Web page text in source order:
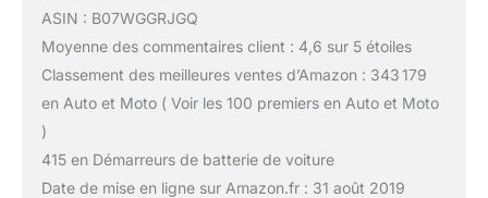
ASIN : B07WGGRJGQ
Moyenne des commentaires client : 4,6 sur 5 étoiles
Classement des meilleures ventes d’Amazon : 343 179
en Auto et Moto ( Voir les 100 premiers en Auto et Moto
)
415 en Démarreurs de batterie de voiture
Date de mise en ligne sur Amazon.fr : 31 août 2019